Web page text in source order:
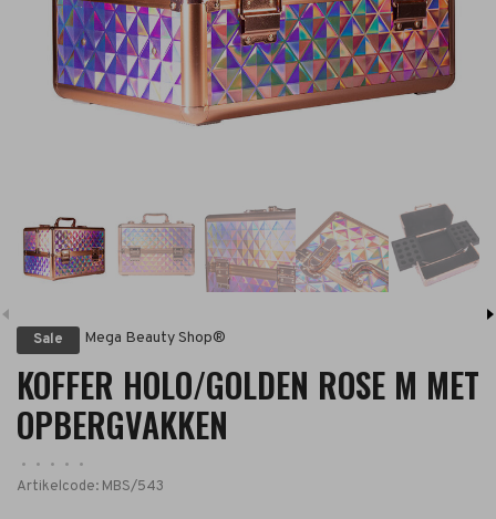
Sale Mega Beauty Shop®
KOFFER HOLO/GOLDEN ROSE M MET
OPBERGVAKKEN
• • • •
•
Artikelcode: MBS/543